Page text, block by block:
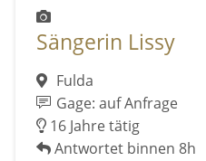
Sängerin Lissy
Fulda
Gage: auf Anfrage
16 Jahre tätig
Antwortet binnen 8h